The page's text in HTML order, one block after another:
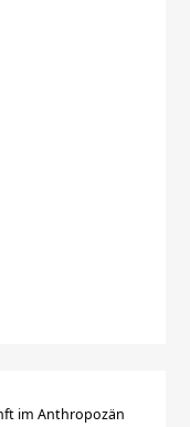
im Anthropozän